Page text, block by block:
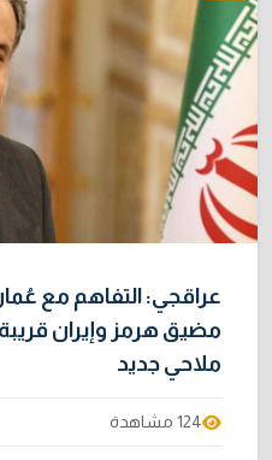
عراقجي: التفاهم مع
مضيق هرمز وإيران
ملاحي جديد
124 مشاهدة